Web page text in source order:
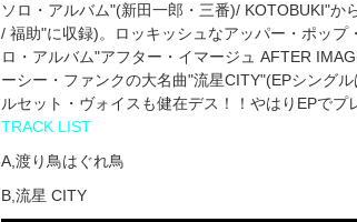
ソロ・アルバム"(新田一郎・三番)/ KOTOBUKI"
/ 福助"に収録)。ロッキッシュなアッパー・ポッ
ロ・アルバム"アフター・イマージュ AFTER
ーシー・ファンクの大名曲"流星CITY"(EPシング
ルセット・ヴォイスも健在デス！！やはりEPでプ
TRACK LIST
A,渡り鳥はぐれ鳥
B,流星 CITY